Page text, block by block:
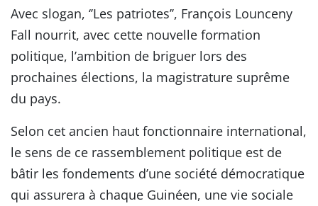
Avec slogan, ‘’Les patriotes’’, François Lounceny
Fall nourrit, avec cette nouvelle formation
politique, l’ambition de briguer lors des
prochaines élections, la magistrature suprême
du pays.
Selon cet ancien haut fonctionnaire international,
le sens de ce rassemblement politique est de
bâtir les fondements d’une société démocratique
qui assurera à chaque Guinéen, une vie sociale